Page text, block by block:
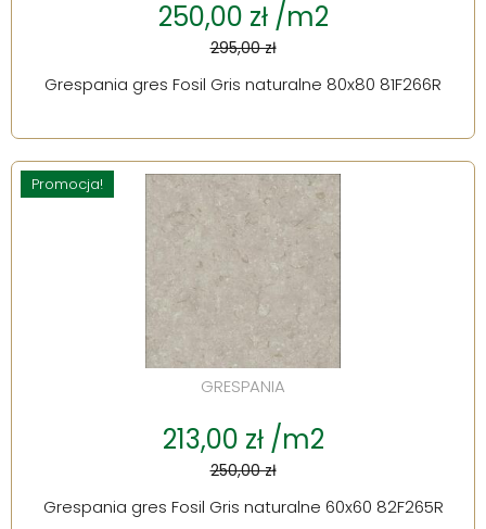
250,00 zł /m2
295,00 zł
Grespania gres Fosil Gris naturalne 80x80 81F266R
Promocja!
GRESPANIA
213,00 zł /m2
250,00 zł
Grespania gres Fosil Gris naturalne 60x60 82F265R